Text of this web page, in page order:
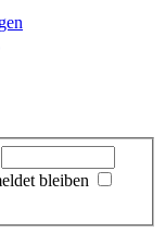
bleiben